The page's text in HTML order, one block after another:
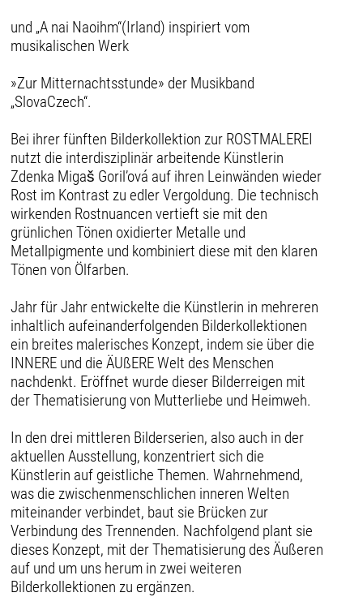
und „A nai Naoihm“(Irland) inspiriert vom
musikalischen Werk
»Zur Mitternachtsstunde» der Musikband
„SlovaCzech“.
Bei ihrer fünften Bilderkollektion zur ROSTMALEREI
nutzt die interdisziplinär arbeitende Künstlerin
Zdenka Migaš Goril’ová auf ihren Leinwänden wieder
Rost im Kontrast zu edler Vergoldung. Die technisch
wirkenden Rostnuancen vertieft sie mit den
grünlichen Tönen oxidierter Metalle und
Metallpigmente und kombiniert diese mit den klaren
Tönen von Ölfarben.
Jahr für Jahr entwickelte die Künstlerin in mehreren
inhaltlich aufeinanderfolgenden Bilderkollektionen
ein breites malerisches Konzept, indem sie über die
INNERE und die ÄUßERE Welt des Menschen
nachdenkt. Eröffnet wurde dieser Bilderreigen mit
der Thematisierung von Mutterliebe und Heimweh.
In den drei mittleren Bilderserien, also auch in der
aktuellen Ausstellung, konzentriert sich die
Künstlerin auf geistliche Themen. Wahrnehmend,
was die zwischenmenschlichen inneren Welten
miteinander verbindet, baut sie Brücken zur
Verbindung des Trennenden. Nachfolgend plant sie
dieses Konzept, mit der Thematisierung des Äußeren
auf und um uns herum in zwei weiteren
Bilderkollektionen zu ergänzen.